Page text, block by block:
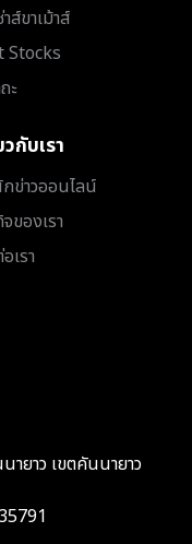
ส์ขาเม้าส์
Stocks
ะ
กับเรา
ข่าวออนไลน์
ของเรา
เรา
ยาว เขตคันนายาว